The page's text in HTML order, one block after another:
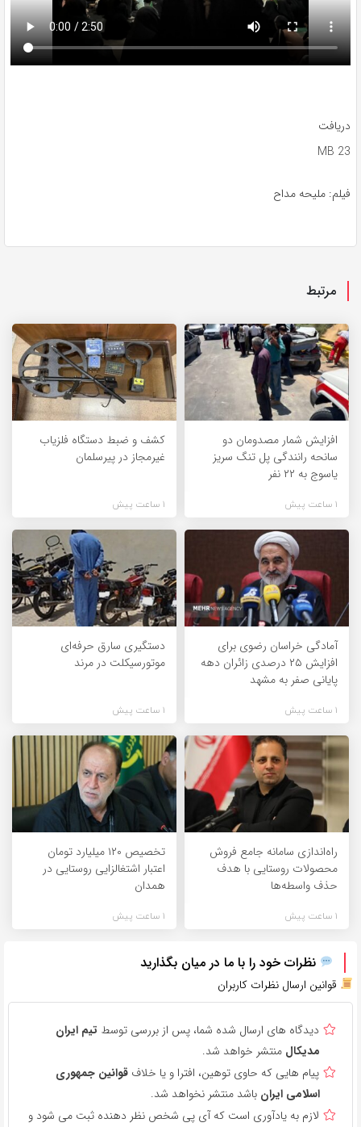
دریافت
23 MB
فیلم: ملیحه مداح
مرتبط
افزایش شمار مصدومان دو
سانحه رانندگی پل تنگ سریز
یاسوج به ۲۲ نفر
1 ساعت پیش
کشف و ضبط دستگاه فلزیاب
غیرمجاز در پیرسلمان
1 ساعت پیش
آمادگی خراسان رضوی برای
افزایش ۲۵ درصدی زائران دهه
پایانی صفر به مشهد
1 ساعت پیش
دستگیری سارق حرفه‌ای
موتورسیکلت در مرند
1 ساعت پیش
راه‌اندازی سامانه جامع فروش
محصولات روستایی با هدف
حذف واسطه‌ها
1 ساعت پیش
تخصیص ۱۲۰ میلیارد تومان
اعتبار اشتغالزایی روستایی در
همدان
1 ساعت پیش
نظرات خود را با ما در میان بگذارید
قوانین ارسال نظرات کاربران
دیدگاه های ارسال شده شما، پس از بررسی توسط تیم ایران
مدیکال منتشر خواهد شد.
پیام هایی که حاوی توهین، افترا و یا خلاف قوانین جمهوری
اسلامی ایران باشد منتشر نخواهد شد.
لازم به یادآوری است که آی پی شخص نظر دهنده ثبت می شود و